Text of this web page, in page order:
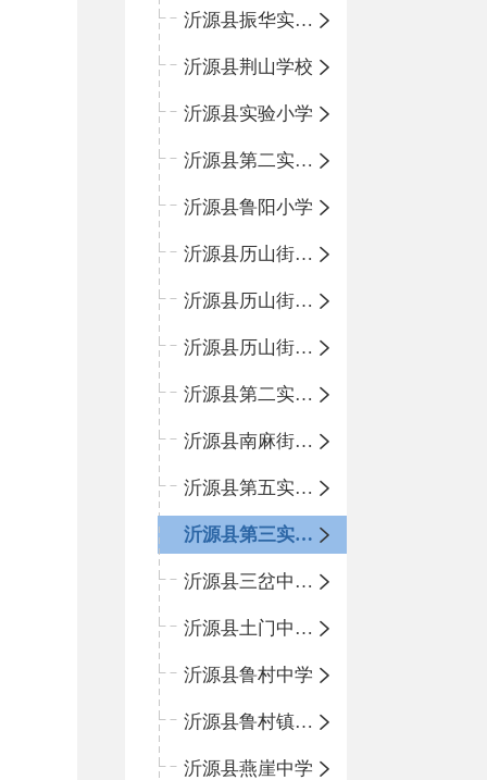
沂源县振华实验学校
沂源县荆山学校
沂源县实验小学
沂源县第二实验小学
沂源县鲁阳小学
沂源县历山街道办事处振兴路小学
沂源县历山街道办事处荆山路小学
沂源县历山街道办事处鲁山路小学
沂源县第二实验中学
沂源县南麻街道办事处中心小学
沂源县第五实验小学
沂源县第三实验小学
沂源县三岔中心学校
沂源县土门中心学校
沂源县鲁村中学
沂源县鲁村镇中心小学
沂源县燕崖中学